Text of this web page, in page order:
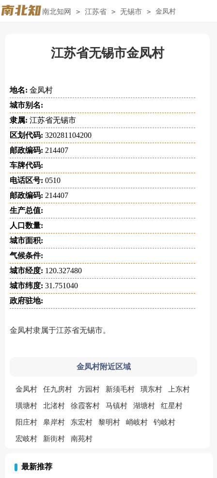
南北知网 > 江苏省 > 无锡市 > 金凤村
江苏省无锡市金凤村
地名: 金凤村
城市别名:
隶属: 江苏省无锡市
区划代码: 320281104200
邮政编码: 214407
车牌代码:
电话区号: 0510
邮政编码: 214407
生产总值:
人口数量:
城市面积:
气候条件:
城市经度: 120.327480
城市纬度: 31.751040
政府驻地:
金凤村隶属于江苏省无锡市。
金凤村附近区域
金凤村 任九房村 方园村 新须毛村 璜东村 上东村
璜塘村 北渚村 徐霞客村 马镇村 湖塘村 红星村
阳庄村 皋岸村 东宏村 黎明村 峭岐村 钓岐村
宏岐村 新街村 南苑村
最新推荐